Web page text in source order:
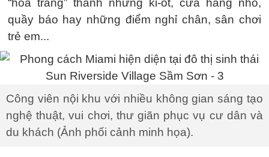
“hóa trang” thành những ki-ốt, cửa hàng nhỏ,
quầy báo hay những điểm nghỉ chân, sân chơi
trẻ em...
Công viên nội khu với nhiều không gian sáng tạo
nghệ thuật, vui chơi, thư giãn phục vụ cư dân và
du khách (Ảnh phối cảnh minh họa).